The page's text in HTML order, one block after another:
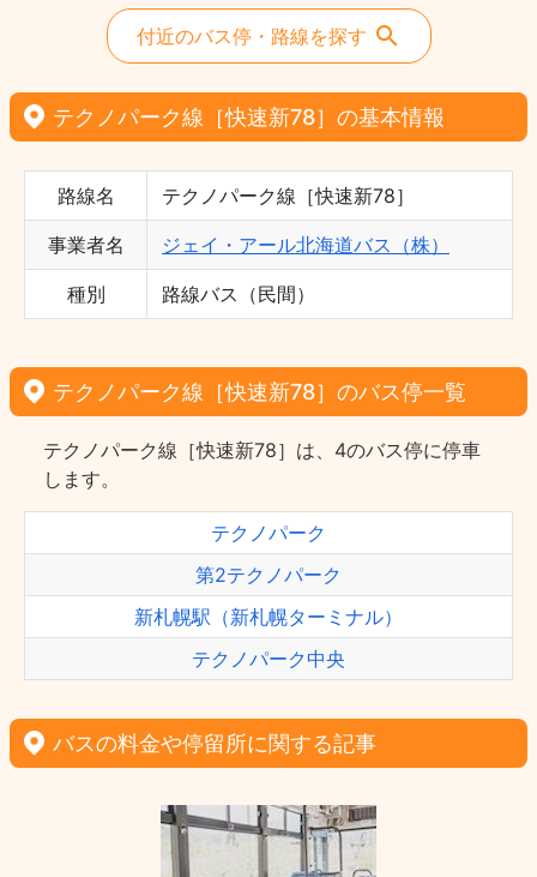
付近のバス停・路線を探す
テクノパーク線［快速新78］の基本情報
路線名 テクノパーク線［快速新78］
事業者名 ジェイ・アール北海道バス（株）
種別 路線バス（民間）
テクノパーク線［快速新78］のバス停一覧
テクノパーク線［快速新78］は、4のバス停に停車
します。
テクノパーク
第2テクノパーク
新札幌駅（新札幌ターミナル）
テクノパーク中央
バスの料金や停留所に関する記事